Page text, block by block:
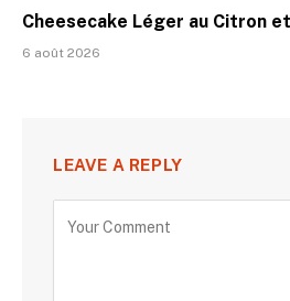
Cheesecake Léger au Citron
6 août 2026
LEAVE A REPLY